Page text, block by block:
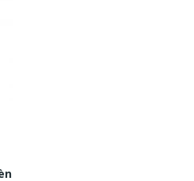
10 ans Terre...